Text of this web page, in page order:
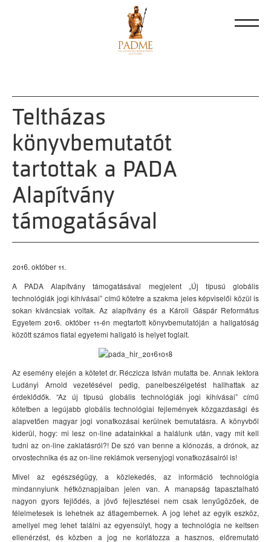
Teltházas
könyvbemutatót
tartottak a PADA
Alapítvány
támogatásával
2016. október 11.
A PADA Alapítvány támogatásával megjelent „Új típusú globális
technológiák jogi kihívásai” című kötetre a szakma jeles képviselői közül is
sokan kíváncsiak voltak. Az alapítvány és a Károli Gáspár Református
Egyetem 2016. október 11-én megtartott könyvbemutatóján a hallgatóság
között számos fiatal egyetemi hallgató is helyet foglalt.
Az esemény elején a kötetet dr. Réczicza István mutatta be. Annak lektora
Ludányi Arnold vezetésével pedig, panelbeszélgetést hallhattak az
érdeklődők. “Az új típusú globális technológiák jogi kihívásai” című
kötetben a legújabb globális technológiai fejlemények közgazdasági és
alapvetően magyar jogi vonatkozásai kerülnek bemutatásra. A könyvből
kiderül, hogy: mi lesz on-line adatainkkal a halálunk után, vagy mit kell
tudni az on-line zaklatásról?! De szó van benne a klónozás, a drónok, az
orvostechnika és az on-line reklámok versenyjogi vonatkozásairól is!
Mivel az egészségügy, a közlekedés, az információ technológia
mindannyiunk hétköznapjaiban jelen van. A manapság tapasztalható
nagyon gyors fejlődés, a jövő fejlesztései nem csak lenyűgözőek, de
félelmetesek is lehetnek az átlagembernek. A jog lehet az egyik eszköz,
amellyel meg lehet találni az egyensúlyt, hogy a technológia ne keltsen
ellenérzést, és közben a jog ne korlátozza a hasznos, előremutató